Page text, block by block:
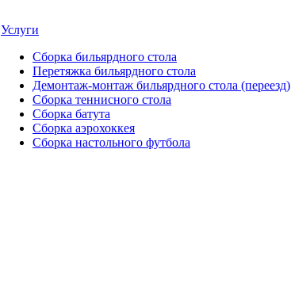
Услуги
Сборка бильярдного стола
Перетяжка бильярдного стола
Демонтаж-монтаж бильярдного стола (переезд)
Сборка теннисного стола
Сборка батута
Сборка аэрохоккея
Сборка настольного футбола